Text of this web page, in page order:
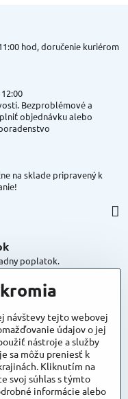
hod, doručenie kuriérom
Bezproblémové a
objednávku alebo
na sklade pripravený k
poplatok.
návštevy tejto webovej
údajov o jej
nástroje a služby
sa môžu preniesť k
Kliknutím na
svoj súhlas s týmto
informácie alebo